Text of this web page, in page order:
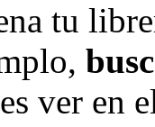
tu
ver en